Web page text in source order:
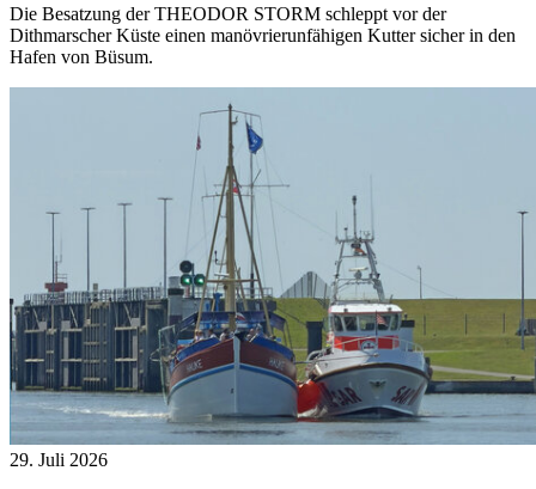
Die Besatzung der THEODOR STORM schleppt vor der
Dithmarscher Küste einen manövrierunfähigen Kutter sicher in den
Hafen von Büsum.
29. Juli 2026